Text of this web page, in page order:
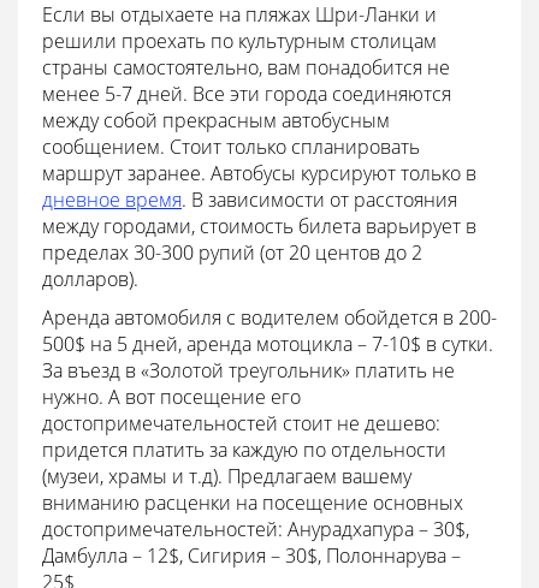
Если вы отдыхаете на пляжах Шри-Ланки и
решили проехать по культурным столицам
страны самостоятельно, вам понадобится не
менее 5-7 дней. Все эти города соединяются
между собой прекрасным автобусным
сообщением. Стоит только спланировать
маршрут заранее. Автобусы курсируют только в
дневное время. В зависимости от расстояния
между городами, стоимость билета варьирует в
пределах 30-300 рупий (от 20 центов до 2
долларов).
Аренда автомобиля с водителем обойдется в 200-
500$ на 5 дней, аренда мотоцикла – 7-10$ в сутки.
За въезд в «Золотой треугольник» платить не
нужно. А вот посещение его
достопримечательностей стоит не дешево:
придется платить за каждую по отдельности
(музеи, храмы и т.д). Предлагаем вашему
вниманию расценки на посещение основных
достопримечательностей: Анурадхапура – 30$,
Дамбулла – 12$, Сигирия – 30$, Полоннарува –
25$